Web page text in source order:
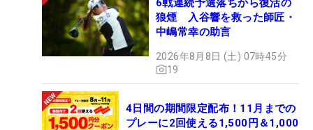
狼煙 入谷響を救った師匠・
中嶋常幸の助言
2026年8月8日 (土) 07時45分
19
4日間の期間限定配布！11月までの
プレーに2回使える1,500円＆1,000